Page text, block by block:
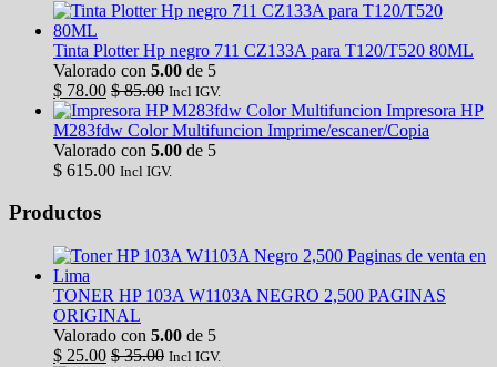
Tinta Plotter Hp negro 711 CZ133A para T120/T520 80ML
Valorado con 5.00 de 5
$ 78.00 $85.00 Incl IGV.
Impresora HP
M283fdw Color Multifuncion Imprime/escaner/Copia
Valorado con 5.00 de 5
$ 615.00 Incl IGV.
Productos
TONER HP 103A W1103A NEGRO 2,500 PAGINAS
ORIGINAL
Valorado con 5.00 de 5
$ 25.00 $35.00 Incl IGV.